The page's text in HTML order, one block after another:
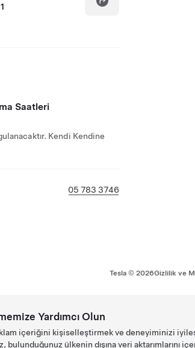
Saatleri
Kendi Kendine
05 783 3746
Tesla © 2026Gizlilik ve
Yardımcı Olun
içeriğini kişiselleştirmek ve deneyiminizi
bulunduğunuz ülkenin dışına veri aktarımlarını